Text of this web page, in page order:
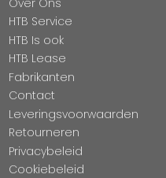
HTB Service
HTB Is ook
HTB Lease
Fabrikanten
Contact
Leveringsvoorwaarden
Retourneren
Privacybeleid
Cookiebeleid